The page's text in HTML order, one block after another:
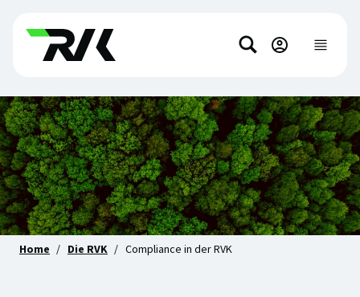
Hauptinhalt
Footer-
springen
Suchen
Home Die RVK Compliance in der RVK